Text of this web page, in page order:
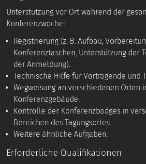
Unterstützung vor Ort während der
Konferenzwoche:
Registrierung (z. B. Aufbau,
Konferenztaschen, Unterstützung der
der Anmeldung).
Technische Hilfe für Vortragende und
Wegweisung an verschiedenen Orten
Konferenzgebäude.
Kontrolle der Konferenzbadges in
Bereichen des Tagungsortes
Weitere ähnliche Aufgaben.
Erforderliche Qualifikationen